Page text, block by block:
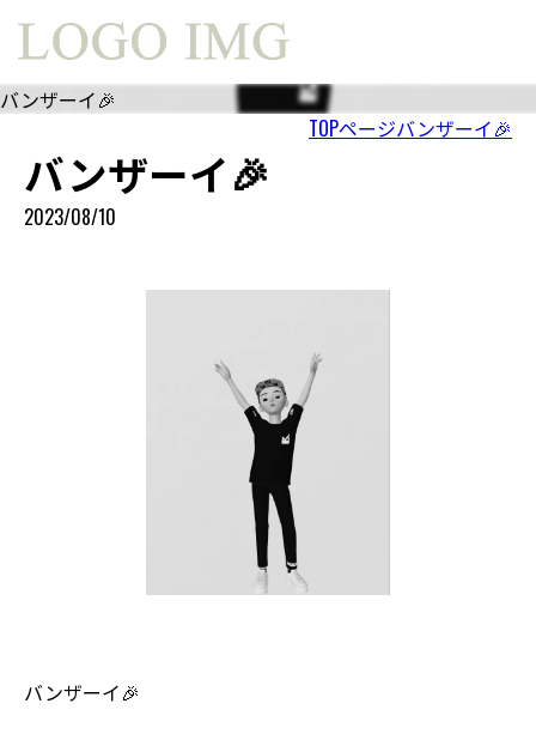
バンザーイ🎉
TOPページバンザーイ🎉
バンザーイ🎉
2023/08/10
バンザーイ🎉